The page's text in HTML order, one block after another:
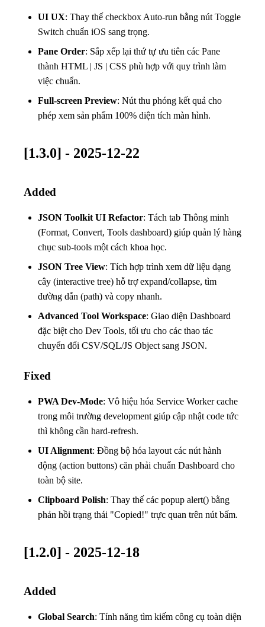
UI UX: Thay thế checkbox Auto-run bằng nút Toggle
Switch chuẩn iOS sang trọng.
Pane Order: Sắp xếp lại thứ tự ưu tiên các Pane
thành HTML | JS | CSS phù hợp với quy trình làm
việc chuẩn.
Full-screen Preview: Nút thu phóng kết quả cho
phép xem sản phẩm 100% diện tích màn hình.
[1.3.0] - 2025-12-22
Added
JSON Toolkit UI Refactor: Tách tab Thông minh
(Format, Convert, Tools dashboard) giúp quản lý hàng
chục sub-tools một cách khoa học.
JSON Tree View: Tích hợp trình xem dữ liệu dạng
cây (interactive tree) hỗ trợ expand/collapse, tìm
đường dẫn (path) và copy nhanh.
Advanced Tool Workspace: Giao diện Dashboard
đặc biệt cho Dev Tools, tối ưu cho các thao tác
chuyển đổi CSV/SQL/JS Object sang JSON.
Fixed
PWA Dev-Mode: Vô hiệu hóa Service Worker cache
trong môi trường development giúp cập nhật code tức
thì không cần hard-refresh.
UI Alignment: Đồng bộ hóa layout các nút hành
động (action buttons) căn phải chuẩn Dashboard cho
toàn bộ site.
Clipboard Polish: Thay thế các popup alert() bằng
phản hồi trạng thái "Copied!" trực quan trên nút bấm.
[1.2.0] - 2025-12-18
Added
Global Search: Tính năng tìm kiếm công cụ toàn diện